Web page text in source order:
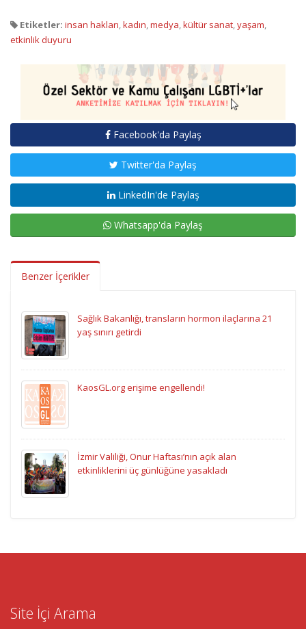
Etiketler: insan hakları,kadın,medya,kültür sanat,yaşam,
etkinlik duyuru
Facebook'da Paylaş
Twitter'da Paylaş
LinkedIn'de Paylaş
Whatsapp'da Paylaş
Benzer İçerikler
Sağlık Bakanlığı, transların hormon ilaçlarına 21
yaş sınırı getirdi
KaosGL.org erişime engellendi!
İzmir Valiliği, Onur Haftası’nın açık alan
etkinliklerini üç günlüğüne yasakladı
Site İçi Arama